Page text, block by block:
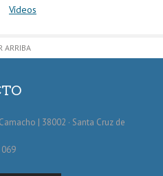
Vídeos
ARRIBA
| 38002 · Santa Cruz de